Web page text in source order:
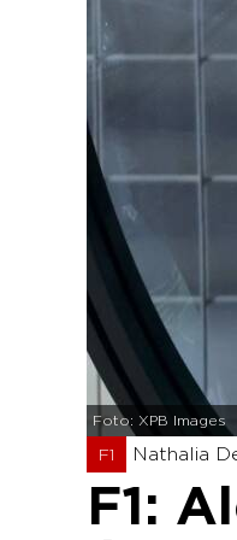
Foto: XPB Images
F1 Nathalia
F1: